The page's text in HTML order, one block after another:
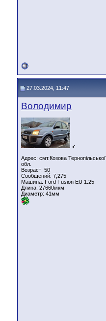
27.03.2024, 11:47
Володимир
♂
Адрес: смт.Козова Тернопільської
обл.
Возраст: 50
Сообщений: 7,275
Машина: Ford Fusion EU 1.25
Длина: 27660мкм
Диаметр: 41мм